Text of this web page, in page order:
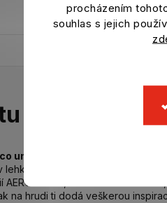
procházením
souhlas s jejich
umíš.
dresu Arsenal od adidas.
která odvádí vlhkost,
na hrudi ti dodá veškerou